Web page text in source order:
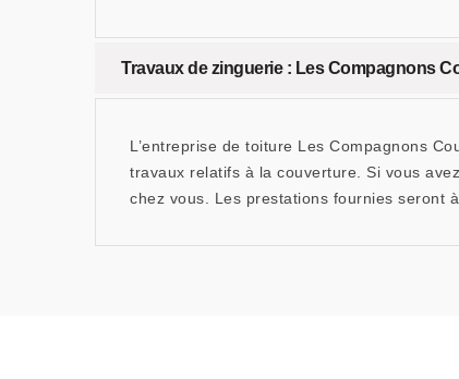
Travaux de zinguerie : Les Compagnons
L’entreprise de toiture Les Compagnons
travaux relatifs à la couverture. Si vous
chez vous. Les prestations fournies seront